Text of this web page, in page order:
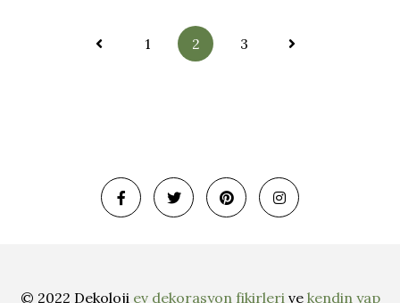
Yazı
1 2 3
© 2022 Dekoloji ev dekorasyon fikirleri ve kendin yap